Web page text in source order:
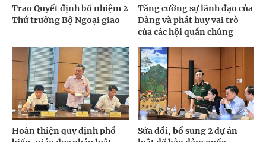
Trao Quyết định bổ nhiệm 2
Thứ trưởng Bộ Ngoại giao
Tăng cường sự lãnh đạo của
Đảng và phát huy vai trò
của các hội quần chúng
Hoàn thiện quy định phổ
Sửa đổi, bổ sung 2 dự án